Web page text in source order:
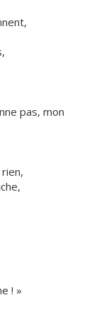
pas, mon
! »